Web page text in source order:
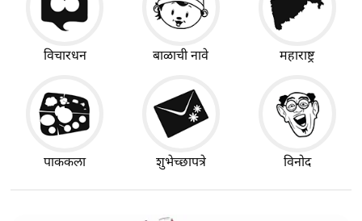
विचारधन बाळाची नावे महाराष्ट्र
पाककला शुभेच्छापत्रे विनोद